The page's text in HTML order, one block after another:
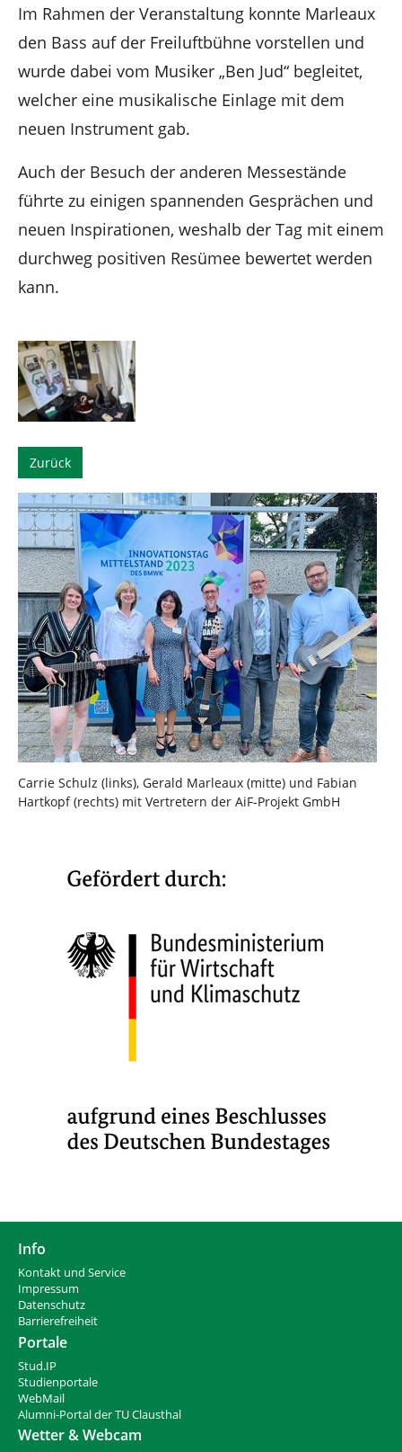
Im Rahmen der Veranstaltung konnte Marleaux
den Bass auf der Freiluftbühne vorstellen und
wurde dabei vom Musiker „Ben Jud“ begleitet,
welcher eine musikalische Einlage mit dem
neuen Instrument gab.
Auch der Besuch der anderen Messestände
führte zu einigen spannenden Gesprächen und
neuen Inspirationen, weshalb der Tag mit einem
durchweg positiven Resümee bewertet werden
kann.
Show larger version
Zurück
Carrie Schulz (links), Gerald Marleaux (mitte) und Fabian
Hartkopf (rechts) mit Vertretern der AiF-Projekt GmbH
Info
Kontakt und Service
Impressum
Datenschutz
Barrierefreiheit
Portale
Stud.IP
Studienportale
WebMail
Alumni-Portal der TU Clausthal
Wetter & Webcam